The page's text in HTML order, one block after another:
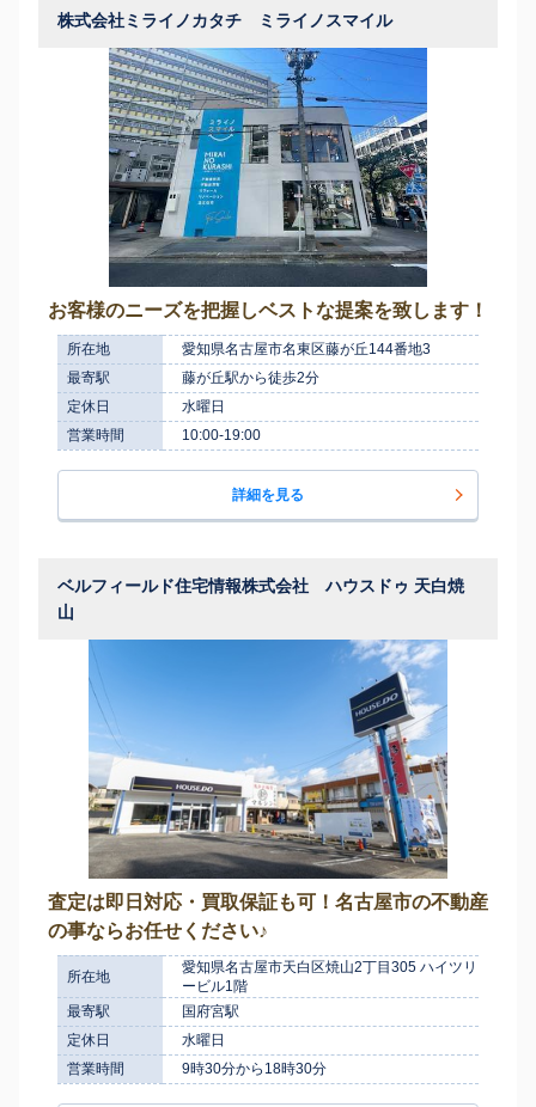
株式会社ミライノカタチ ミライノスマイル
お客様のニーズを把握しベストな提案を致します！
所在地
愛知県名古屋市名東区藤が丘144番地3
最寄駅
藤が丘駅から徒歩2分
定休日
水曜日
営業時間
10:00-19:00
詳細を見る
ベルフィールド住宅情報株式会社 ハウスドゥ 天白焼
山
査定は即日対応・買取保証も可！名古屋市の不動産
の事ならお任せください♪
所在地
愛知県名古屋市天白区焼山2丁目305 ハイツリ
ービル1階
最寄駅
国府宮駅
定休日
水曜日
営業時間
9時30分から18時30分